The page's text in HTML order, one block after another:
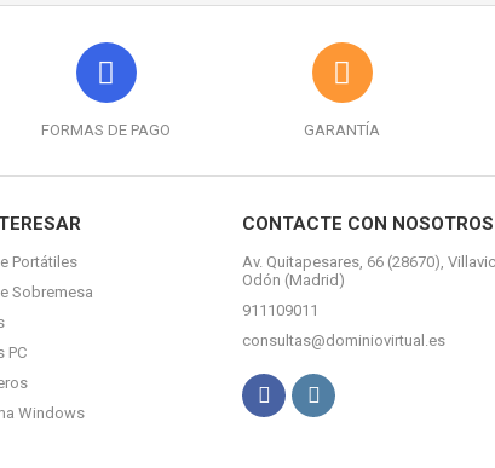
FORMAS DE PAGO GARANTÍA
Portátiles
Sobremesa
PC
Windows
CONTACTE CON NOSOTROS
Av. Quitapesares, 66 (28670),
Odón (Madrid)
911109011
consultas@dominiovirtual.es